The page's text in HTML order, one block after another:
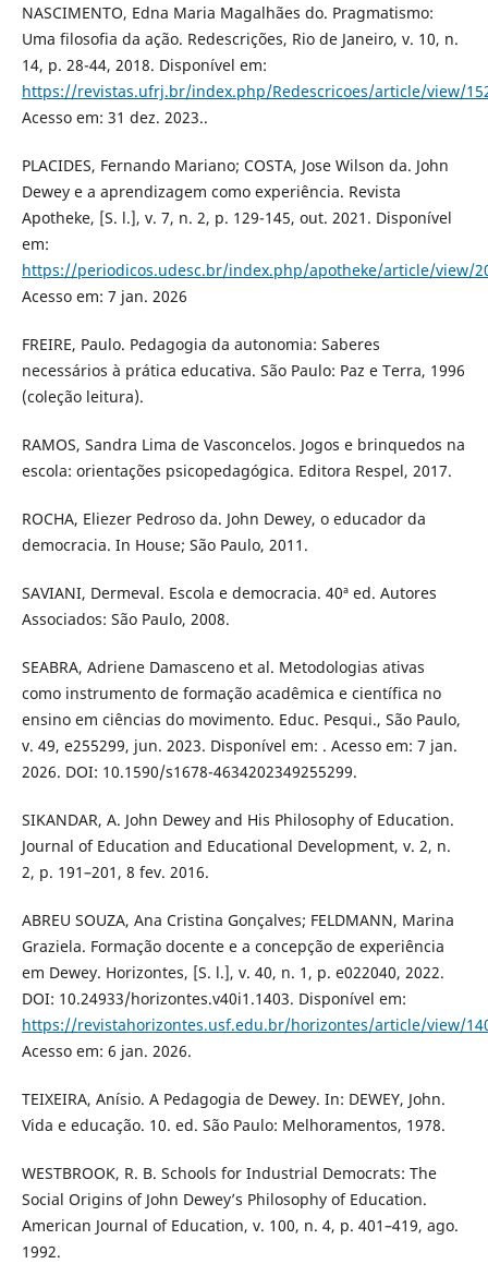
NASCIMENTO, Edna Maria Magalhães do. Pragmatismo:
Uma filosofia da ação. Redescrições, Rio de Janeiro, v. 10, n.
14, p. 28-44, 2018. Disponível em:
https://revistas.ufrj.br/index.php/Redescricoes/article/view/
Acesso em: 31 dez. 2023..
PLACIDES, Fernando Mariano; COSTA, Jose Wilson da. John
Dewey e a aprendizagem como experiência. Revista
Apotheke, [S. l.], v. 7, n. 2, p. 129-145, out. 2021. Disponível
em:
https://periodicos.udesc.br/index.php/apotheke/article/view/
Acesso em: 7 jan. 2026
FREIRE, Paulo. Pedagogia da autonomia: Saberes
necessários à prática educativa. São Paulo: Paz e Terra, 1996
(coleção leitura).
RAMOS, Sandra Lima de Vasconcelos. Jogos e brinquedos na
escola: orientações psicopedagógica. Editora Respel, 2017.
ROCHA, Eliezer Pedroso da. John Dewey, o educador da
democracia. In House; São Paulo, 2011.
SAVIANI, Dermeval. Escola e democracia. 40ª ed. Autores
Associados: São Paulo, 2008.
SEABRA, Adriene Damasceno et al. Metodologias ativas
como instrumento de formação acadêmica e científica no
ensino em ciências do movimento. Educ. Pesqui., São Paulo,
v. 49, e255299, jun. 2023. Disponível em: . Acesso em: 7 jan.
2026. DOI: 10.1590/s1678-4634202349255299.
SIKANDAR, A. John Dewey and His Philosophy of Education.
Journal of Education and Educational Development, v. 2, n.
2, p. 191–201, 8 fev. 2016.
ABREU SOUZA, Ana Cristina Gonçalves; FELDMANN, Marina
Graziela. Formação docente e a concepção de experiência
em Dewey. Horizontes, [S. l.], v. 40, n. 1, p. e022040, 2022.
DOI: 10.24933/horizontes.v40i1.1403. Disponível em:
https://revistahorizontes.usf.edu.br/horizontes/article/view/
Acesso em: 6 jan. 2026.
TEIXEIRA, Anísio. A Pedagogia de Dewey. In: DEWEY, John.
Vida e educação. 10. ed. São Paulo: Melhoramentos, 1978.
WESTBROOK, R. B. Schools for Industrial Democrats: The
Social Origins of John Dewey’s Philosophy of Education.
American Journal of Education, v. 100, n. 4, p. 401–419, ago.
1992.